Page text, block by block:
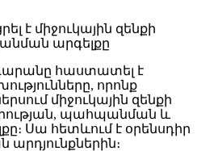
հաստատել է
որոնք
միջուկային զենքի
պահպանման և
Սա հետևում է օրենսդիր
արդյունքներին։